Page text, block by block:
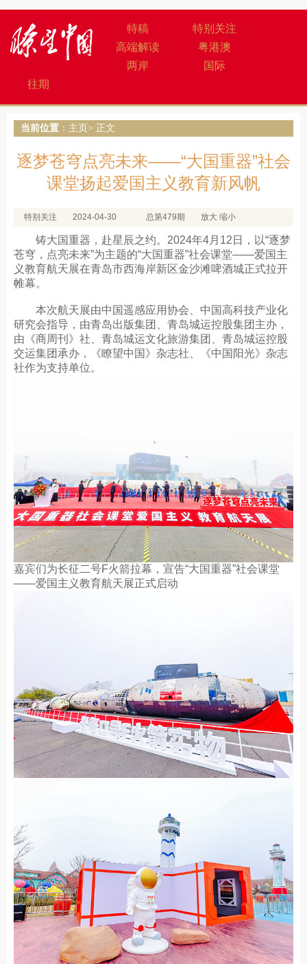
特稿
特别关注
高端解读
粤港澳
两岸
国际
往期
当前位置 ： 主页 > 正文
逐梦苍穹点亮未来——“大国重器”社会
课堂扬起爱国主义教育新风帆
特别关注 2024-04-30 总第479期 放大 缩小
铸大国重器，赴星辰之约。2024年4月12日，以“逐梦
苍穹，点亮未来”为主题的“大国重器”社会课堂——爱国主
义教育航天展在青岛市西海岸新区金沙滩啤酒城正式拉开
帷幕。
本次航天展由中国遥感应用协会、中国高科技产业化
研究会指导，由青岛出版集团、青岛城运控股集团主办，
由《商周刊》社、青岛城运文化旅游集团、青岛城运控股
交运集团承办，《瞭望中国》杂志社、《中国阳光》杂志
社作为支持单位。
嘉宾们为长征二号F火箭拉幕，宣告“大国重器”社会课堂
——爱国主义教育航天展正式启动